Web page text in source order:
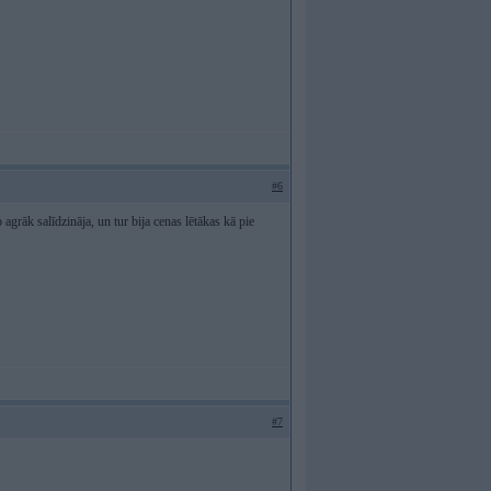
#6
salīdzināja, un tur bija cenas lētākas kā pie
#7